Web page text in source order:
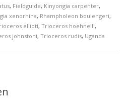
, Fieldguide, Kinyongia carpenter,
xenorhina, Rhampholeon boulengeri,
ellioti, Trioceros hoehnelli,
johnstoni, Trioceros rudis, Uganda